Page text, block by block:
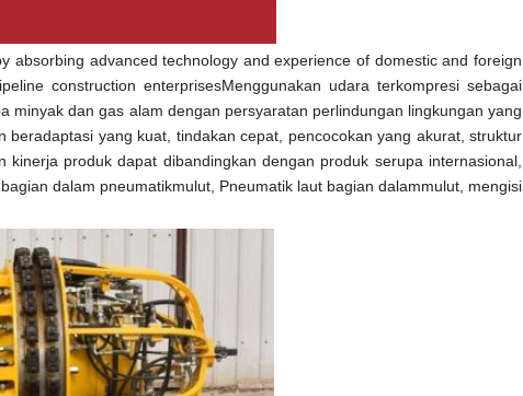
advanced technology and experience of domestic and foreign
construction enterprisesMenggunakan udara terkompresi sebagai
dan gas alam dengan persyaratan perlindungan lingkungan yang
yang kuat, tindakan cepat, pencocokan yang akurat, struktur
produk dapat dibandingkan dengan produk serupa internasional,
dalam pneumatikmulut , Pneumatik laut bagian dalammulut , mengisi